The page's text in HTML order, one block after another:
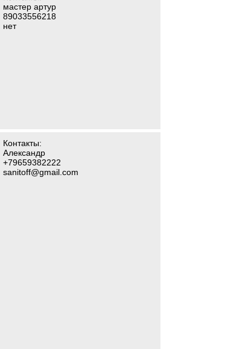
мастер артур
89033556218
нет
Контакты:
Александр
+79659382222
sanitoff@gmail.com